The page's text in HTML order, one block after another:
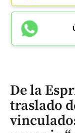
De la
traslado